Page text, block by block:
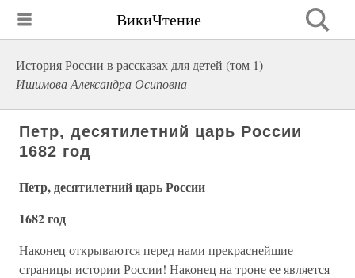
ВикиЧтение
История России в рассказах для детей (том 1)
Ишимова Александра Осиповна
Петр, десятилетний царь России
1682 год
Петр, десятилетний царь России
1682 год
Наконец открываются перед нами прекраснейшие
страницы истории России! Наконец на троне ее является